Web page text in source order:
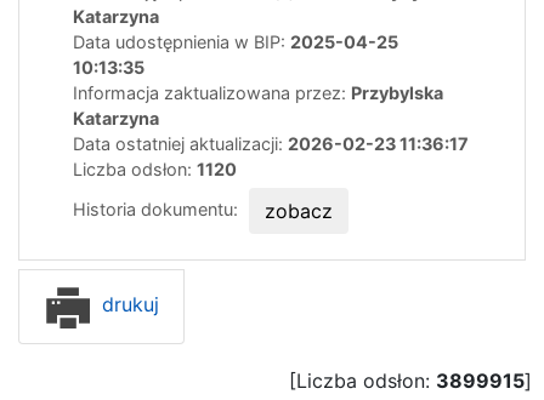
Katarzyna
Data udostępnienia w BIP: 2025-04-25
10:13:35
Informacja zaktualizowana przez: Przybylska
Katarzyna
Data ostatniej aktualizacji: 2026-02-23 11:36:17
Liczba odsłon: 1120
Historia dokumentu:
zobacz
drukuj
[Liczba odsłon: 3899915]